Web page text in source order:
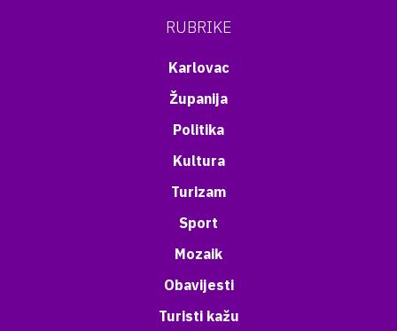
RUBRIKE
Karlovac
Županija
Politika
Kultura
Turizam
Sport
Mozaik
Obavijesti
Turisti kažu